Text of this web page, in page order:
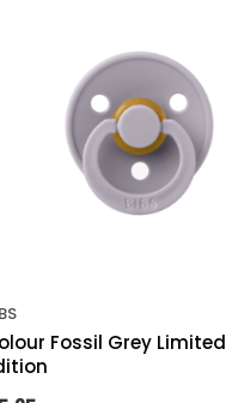
Fossil Grey Limited